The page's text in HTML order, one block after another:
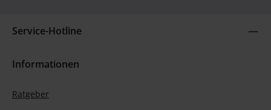
Service-Hotline
Informationen
Ratgeber